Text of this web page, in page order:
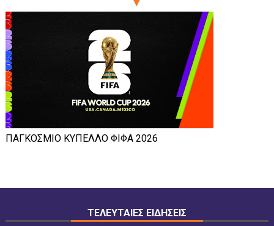
ΠΑΓΚΟΣΜΙΟ ΚΥΠΕΛΛΟ ΦΙΦΑ 2026
ΤΕΛΕΥΤΑΙΕΣ ΕΙΔΗΣΕΙΣ